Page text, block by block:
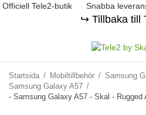
Officiell Tele2-butik Snabba
↪️ Tillbaka till
Startsida / Mobiltillbehör / Samsung
Samsung Galaxy A57 /
- Samsung Galaxy A57 - Skal - Rugged